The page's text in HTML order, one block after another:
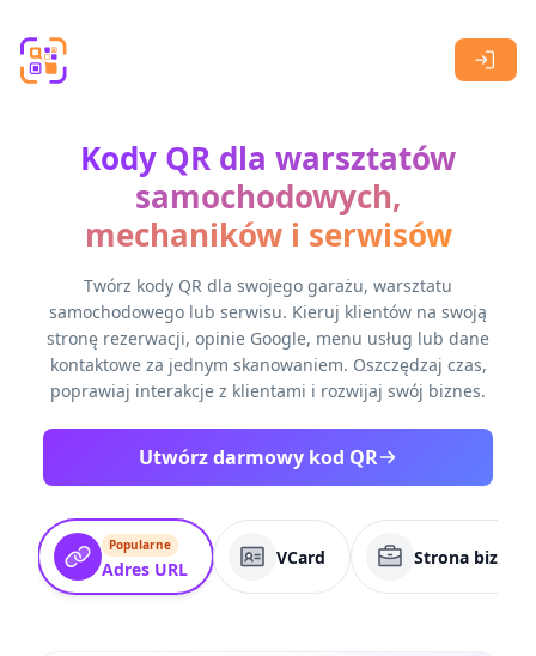
Kody QR dla warsztatów
samochodowych,
mechaników i serwisów
Twórz kody QR dla swojego garażu, warsztatu
samochodowego lub serwisu. Kieruj klientów na swoją
stronę rezerwacji, opinie Google, menu usług lub dane
kontaktowe za jednym skanowaniem. Oszczędzaj czas,
poprawiaj interakcje z klientami i rozwijaj swój biznes.
Utwórz darmowy kod QR
Popularne
Adres URL
VCard Strona